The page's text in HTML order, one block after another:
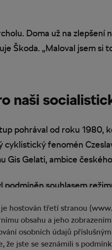
Doma už na zlepšení
Škoda. „Maloval jsem si
naši
pohrával od roku 1980,
cyklistický fenomén
Gis Gelati, ambice
podmíněn souhlasem
Na jednání mířil
let. „Himl mě uzemnil.
dosáhl? Ještě jste nic
hostován třetí stranou
obsahu a jeho
osobních údajů
že jste se seznámili s